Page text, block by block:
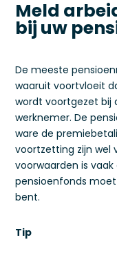
Meld
bij uw
De meeste
waaruit voortvloeit
wordt voortgezet bij
werknemer. De
ware de
voortzetting zijn wel
voorwaarden is
pensioenfonds
bent.
Tip